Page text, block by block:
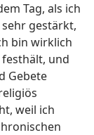
Tag, als ich
gestärkt,
bin wirklich
festhält, und
Gebete
weil ich